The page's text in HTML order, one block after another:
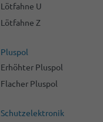
Lötfahne U
Lötfahne Z
Pluspol
Erhöhter Pluspol
Flacher Pluspol
Schutzelektronik